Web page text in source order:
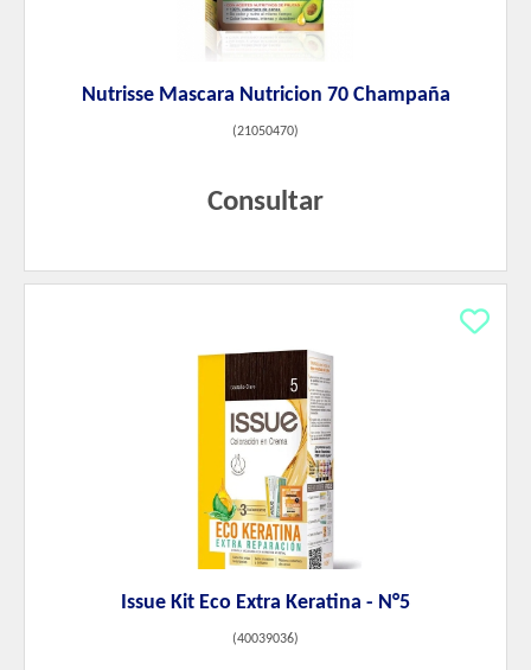
Nutrisse Mascara Nutricion 70 Champaña
(21050470)
Consultar
Issue Kit Eco Extra Keratina - N°5
(40039036)